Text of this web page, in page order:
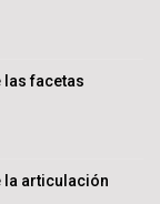
las facetas
la articulación